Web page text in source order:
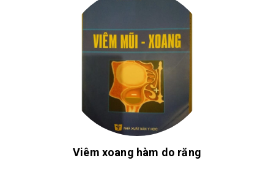
Viêm xoang hàm do răng